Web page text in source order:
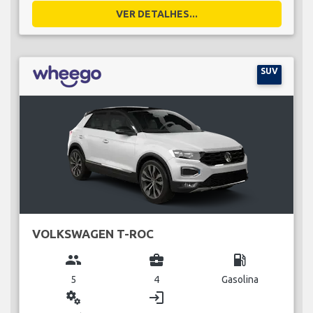
VER DETALHES...
SUV
VOLKSWAGEN T-ROC
group
5
business_center
4
local_gas_station
Gasolina
miscellaneous_services login